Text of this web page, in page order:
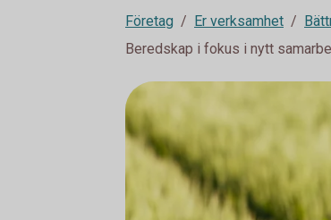
Företag Er verksamhet
Beredskap i fokus i nytt